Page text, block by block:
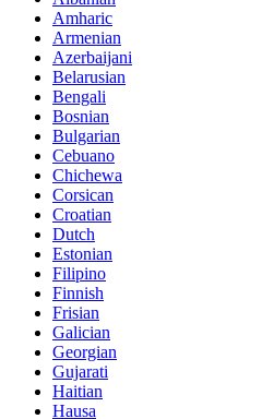
Amharic
Armenian
Azerbaijani
Belarusian
Bengali
Bosnian
Bulgarian
Cebuano
Chichewa
Corsican
Croatian
Dutch
Estonian
Filipino
Finnish
Frisian
Galician
Georgian
Gujarati
Haitian
Hausa